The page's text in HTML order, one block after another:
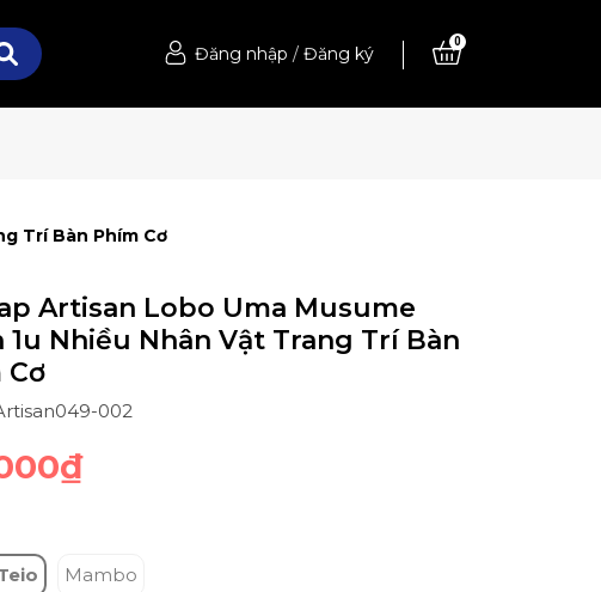
Đăng nhập / Đăng ký
0
Trí Bàn Phím Cơ
Artisan Lobo Uma Musume
1u Nhiều Nhân Vật Trang Trí Bàn
Cơ
002
Mambo